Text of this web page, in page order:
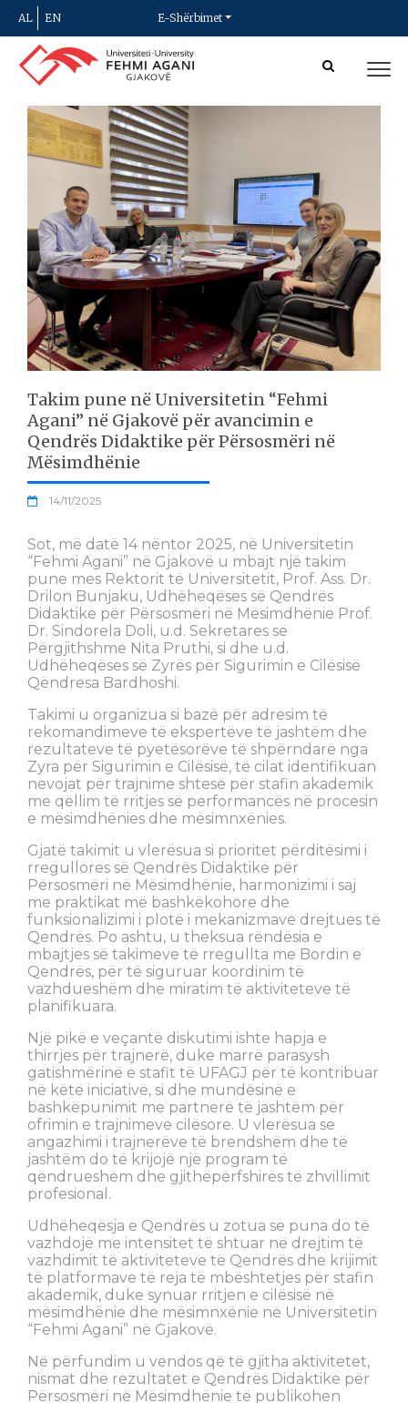
AL EN E-Shërbimet
Takim pune në Universitetin “Fehmi
Agani” në Gjakovë për avancimin e
Qendrës Didaktike për Përsosmëri në
Mësimdhënie
14/11/2025
Sot, më datë 14 nëntor 2025, në Universitetin
“Fehmi Agani” në Gjakovë u mbajt një takim
pune mes Rektorit të Universitetit, Prof. Ass. Dr.
Drilon Bunjaku, Udhëheqëses së Qendrës
Didaktike për Përsosmëri në Mësimdhënie Prof.
Dr. Sindorela Doli, u.d. Sekretares së
Përgjithshme Nita Pruthi, si dhe u.d.
Udhëheqëses së Zyrës për Sigurimin e Cilësisë
Qëndresa Bardhoshi.
Takimi u organizua si bazë për adresim të
rekomandimeve të ekspertëve të jashtëm dhe
rezultateve të pyetësorëve të shpërndarë nga
Zyra për Sigurimin e Cilësisë, të cilat identifikuan
nevojat për trajnime shtesë për stafin akademik
me qëllim të rritjes së performancës në procesin
e mësimdhënies dhe mësimnxënies.
Gjatë takimit u vlerësua si prioritet përditësimi i
rregullores së Qendrës Didaktike për
Përsosmëri në Mësimdhënie, harmonizimi i saj
me praktikat më bashkëkohore dhe
funksionalizimi i plotë i mekanizmave drejtues të
Qendrës. Po ashtu, u theksua rëndësia e
mbajtjes së takimeve të rregullta me Bordin e
Qendrës, për të siguruar koordinim të
vazhdueshëm dhe miratim të aktiviteteve të
planifikuara.
Një pikë e veçantë diskutimi ishte hapja e
thirrjes për trajnerë, duke marrë parasysh
gatishmërinë e stafit të UFAGJ për të kontribuar
në këtë iniciativë, si dhe mundësinë e
bashkëpunimit me partnerë të jashtëm për
ofrimin e trajnimeve cilësore. U vlerësua se
angazhimi i trajnerëve të brendshëm dhe të
jashtëm do të krijojë një program të
qëndrueshëm dhe gjithëpërfshirës të zhvillimit
profesional.
Udhëheqësja e Qendrës u zotua se puna do të
vazhdojë me intensitet të shtuar në drejtim të
vazhdimit të aktiviteteve të Qendrës dhe krijimit
të platformave të reja të mbështetjes për stafin
akademik, duke synuar rritjen e cilësisë në
mësimdhënie dhe mësimnxënie në Universitetin
“Fehmi Agani” në Gjakovë.
Në përfundim u vendos që të gjitha aktivitetet,
nismat dhe rezultatet e Qendrës Didaktike për
Përsosmëri në Mësimdhënie të publikohen